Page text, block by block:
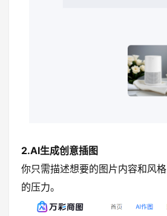
2.AI生成创意插图
你只需描述想要的图片内容和风
的压力。